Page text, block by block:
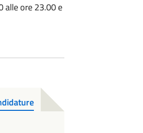
alle ore 23.00 e